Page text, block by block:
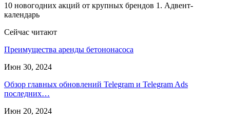
10 новогодних акций от крупных брендов 1. Адвент-
календарь
Сейчас читают
Преимущества аренды бетононасоса
Июн 30, 2024
Обзор главных обновлений Telegram и Telegram Ads
последних…
Июн 20, 2024